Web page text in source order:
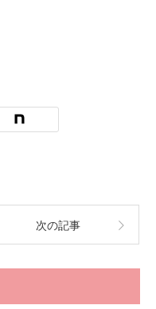
次の記事